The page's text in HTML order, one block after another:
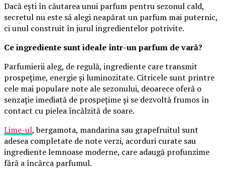
Dacă ești în căutarea unui parfum pentru sezonul cald,
secretul nu este să alegi neapărat un parfum mai puternic,
ci unul construit în jurul ingredientelor potrivite.
Ce ingrediente sunt ideale într-un parfum de vară?
Parfumierii aleg, de regulă, ingrediente care transmit
prospețime, energie și luminozitate. Citricele sunt printre
cele mai populare note ale sezonului, deoarece oferă o
senzație imediată de prospețime și se dezvoltă frumos în
contact cu pielea încălzită de soare.
Lime-ul, bergamota, mandarina sau grapefruitul sunt
adesea completate de note verzi, acorduri curate sau
ingrediente lemnoase moderne, care adaugă profunzime
fără a încărca parfumul.